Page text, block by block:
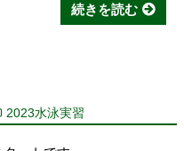
続きを読む
2023水泳実習